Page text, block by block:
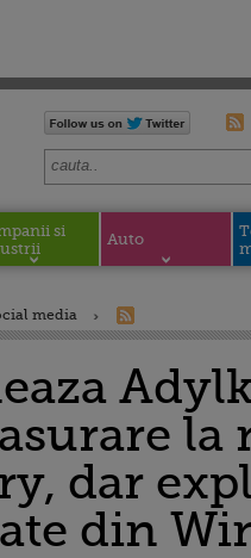
si
Auto
media
dar
din